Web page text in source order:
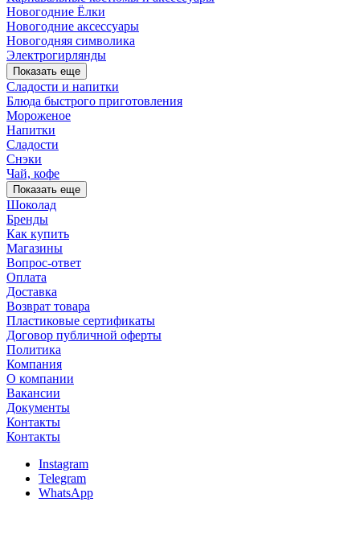
Новогодние Ёлки
Новогодние аксессуары
Новогодняя символика
Электрогирлянды
Показать еще
Сладости и напитки
Блюда быстрого приготовления
Мороженое
Напитки
Сладости
Снэки
Чай, кофе
Показать еще
Шоколад
Бренды
Как купить
Магазины
Вопрос-ответ
Оплата
Доставка
Возврат товара
Пластиковые сертификаты
Договор публичной оферты
Политика
Компания
О компании
Вакансии
Документы
Контакты
Контакты
Instagram
Telegram
WhatsApp